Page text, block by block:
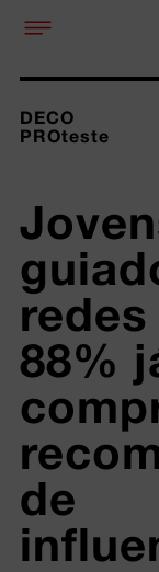
DECO
PROteste
88%
de